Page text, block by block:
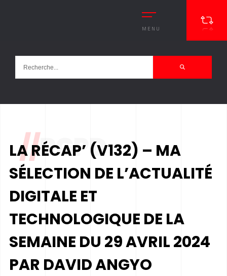
MENU
//RGPD
LA RÉCAP’ (V132) – MA
SÉLECTION DE L’ACTUALITÉ
DIGITALE ET
TECHNOLOGIQUE DE LA
SEMAINE DU 29 AVRIL 2024
PAR DAVID ANGYO